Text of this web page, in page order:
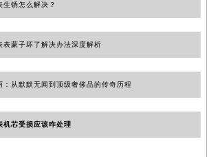
生锈怎么解决？
表蒙子坏了解决办法深度解析
：从默默无闻到顶级奢侈品的传奇历程
机芯受损应该咋处理